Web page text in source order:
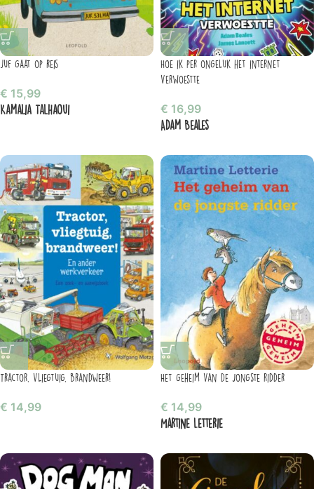
Juf gaat op reis
€ 15,99
Kamalia Talhaoui
Hoe ik per ongeluk het internet
verwoestte
€ 16,99
Adam Beales
Tractor, vliegtuig, brandweer!
€ 14,99
Het geheim van de jongste ridder
€ 14,99
Martine Letterie